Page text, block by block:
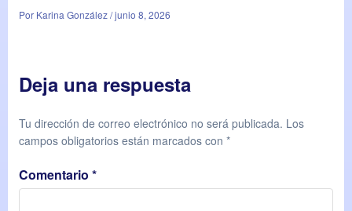
Por Karina González / junio 8, 2026
Deja una respuesta
Tu dirección de correo electrónico no será publicada. Los
campos obligatorios están marcados con *
Comentario *